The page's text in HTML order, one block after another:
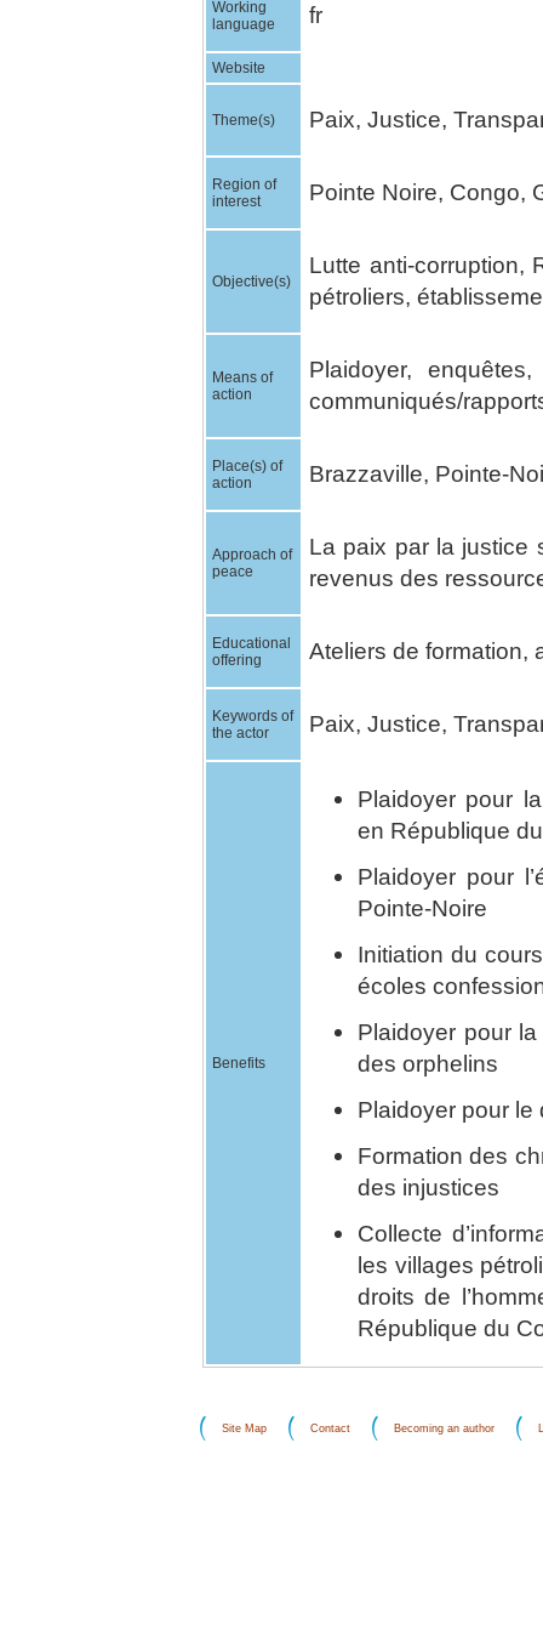
Working
language
fr
Website
Theme(s) Paix, Justice,
Region of
interest
Pointe Noire, Congo,
Objective(s)
Lutte anti-corruption,
pétroliers,
Means of
action
Plaidoyer,
communiqués/
Place(s) of
action
Brazzaville, Pointe-
Approach of
peace
La paix par la justice
revenus des
Educational
offering
Ateliers de formation,
Keywords of
the actor
Paix, Justice,
Benefits
Plaidoyer pour
en République
Plaidoyer pour
Pointe-Noire
Initiation du
écoles
Plaidoyer pour
des orphelins
Plaidoyer pour
Formation des
des injustices
Collecte
les villages
droits de
République du
Site Map Contact Becoming an author